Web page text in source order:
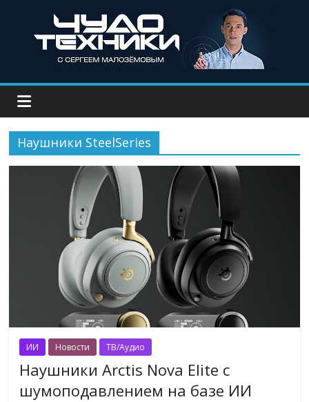
Наушники SteelSeries
ИИ Новости ТВ/Аудио
Наушники Arctis Nova Elite с
шумоподавлением на базе ИИ